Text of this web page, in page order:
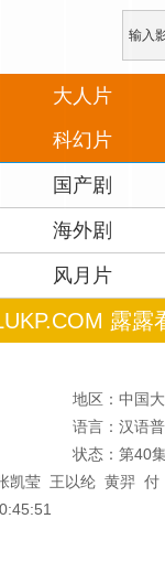
大人片
科幻片
国产剧
海外剧
风月片
露露
地区：中国
语言：汉语
状态：第40
凯莹 王以纶 黄羿 付